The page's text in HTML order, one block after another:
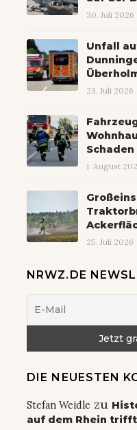
30. Juli 2026
Unfall
23. Juli 2026
1. August
25. Juli 2026
NRWZ.DE
DIE NEUESTEN
Stefan Weidle zu
auf dem Rhein